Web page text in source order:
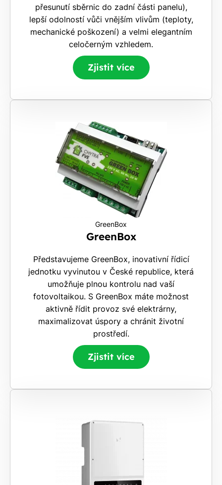
přesunutí sběrnic do zadní části panelu),
lepší odolností vůči vnějším vlivům (teploty,
mechanické poškození) a velmi elegantním
celočerným vzhledem.
Zjistit více
GreenBox
GreenBox
Představujeme GreenBox, inovativní řídicí
jednotku vyvinutou v České republice, která
umožňuje plnou kontrolu nad vaší
fotovoltaikou. S GreenBox máte možnost
aktivně řídit provoz své elektrárny,
maximalizovat úspory a chránit životní
prostředí.
Zjistit více